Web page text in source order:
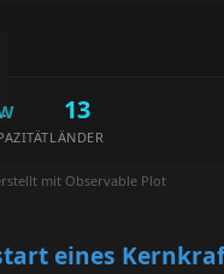
13
LÄNDER
mit Observable Plot
eines